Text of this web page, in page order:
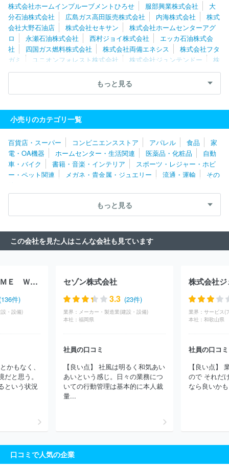
株式会社ホームインプルーブメントひろせ 服部興業株式会社
大
分石油株式会社
広島ガス高田販売株式会社 内海株式会社
株式
会社大野石油店
株式会社セキサン
株式会社ホームセンターアグ
ロ
永瀬石油株式会社 西村ジョイ株式会社
エッカ石油株式会
社
四国ガス燃料株式会社 株式会社両備エネシス
株式会社フタ
ガミ
ユニオンフォレスト株式会社 株式会社ジュンテンドー
株
式会社ナフコ
株式会社山岸 株式会社シバタ
富山石油株式会
エムケイ石油株式会社
柴田石油株式会
社
名張近鉄ガス株式会社
株式会社綿半ホームエイド
コーナン商事
株式会社
ロイヤルホームセンター株式会社
会社
山形酸素株式会社 両毛丸善株式会社
佐藤燃料株式会社
カナイ石油株式会社
ＤＣＭニコット株式会社
株式会社山新
株式会社島忠
株式会社カインズ 株式会社ジョイフル本田
宇
田川株式会社
茂田石油株式会社 株式会社いちたかガスワン
株
株式会社湯浅 第一園芸株式会社
ル販売株式会社
アークランズ株式会社
グッドライフサーラ関東
株式会社
株式会社日比谷花壇 株式会社ケイフローリスト
ＥＯＳグローブエナジー株式会社
株式会社イエスト
株式会社京
社
阿南重工業株式会社 熊谷化学株式会社
株式会社みちのくク
ボタ
株式会社ウミライ 吉村アクティブ産業株式会社
田中実業
株式会社
銚子燃料株式会社
チエネ
播州農機販売株式会社 株式会社奈良自動車学校
ＪＡ茨
株式会社ホクレン油機サービス
株式会社乳井
石
有限会社サワノ商会 岐菱商事株式会社
湘南液化ガス株式会
社
ほか(1090件)
もっと見る
小売りのカテゴリ一覧
百貨店・スーパー コンビニエンスストア アパレル 食品
家
電・OA機器
ホームセンター・生活関連 医薬品・化粧品
自動
車・バイク
書籍・音楽・インテリア
スポーツ・レジャー・ホビ
ー・ペット関連
メガネ・貴金属・ジュエリー 流通・運輸
その
もっと見る
この会社を見た人はこんな会社も見ています
ＪＡＰＡＮ ＨＯＭＥ ＷＡＮＤ株式会社
件)
・設備)
かもなく、
と思う。
という状況
セゾン株式会社
3.3 (23件)
業界： メーカー・製造業(建設・設備)
本社： 福岡県
社員の口コミ
【良い点】 社風は明るく和気あい
あいという感じ。日々の業務につ
いての行動管理は基本的に本人裁
量...
株式会社
業界：
本社： 和歌山県
社員の口コミ
【良い点】
ので それだ
なら良いか
口コミで人気の企業